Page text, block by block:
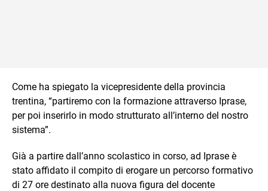
Come ha spiegato la vicepresidente della provincia
trentina, “partiremo con la formazione attraverso Iprase,
per poi inserirlo in modo strutturato all’interno del nostro
sistema”.
Già a partire dall’anno scolastico in corso, ad Iprase è
stato affidato il compito di erogare un percorso formativo
di 27 ore destinato alla nuova figura del docente